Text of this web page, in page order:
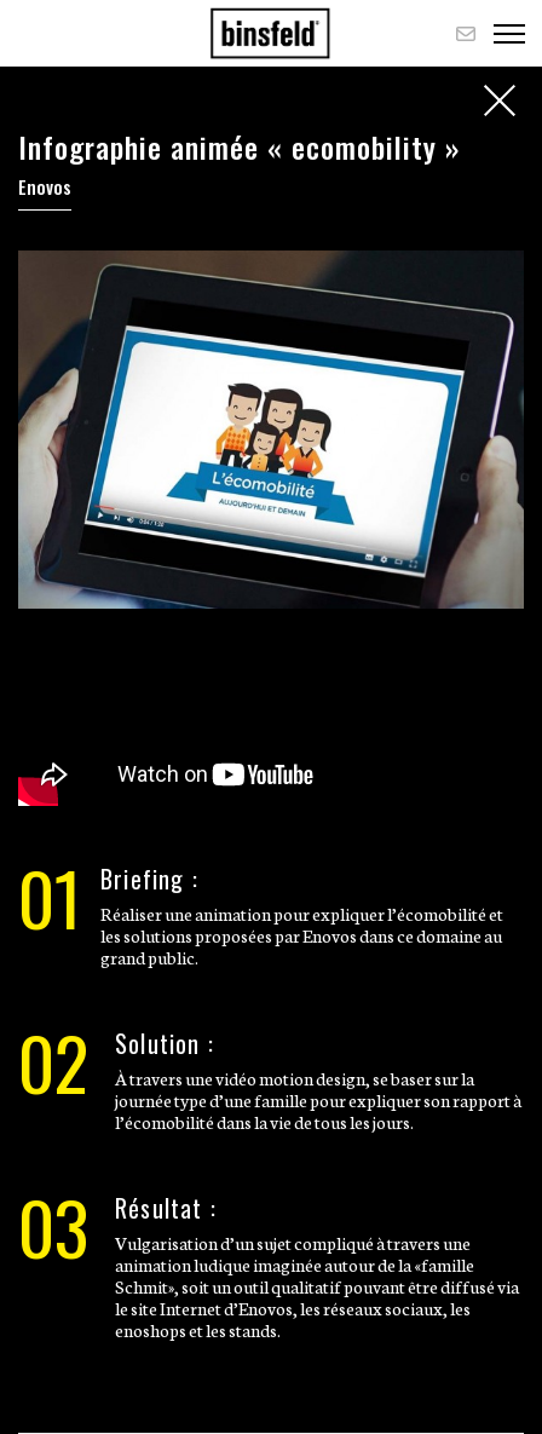
Infographie animée « ecomobility »
Enovos
01 Briefing :
Réaliser une animation pour expliquer l’écomobilité et
les solutions proposées par Enovos dans ce domaine au
grand public.
02 Solution :
À travers une vidéo motion design, se baser sur la
journée type d’une famille pour expliquer son rapport à
l’écomobilité dans la vie de tous les jours.
03 Résultat :
Vulgarisation d’un sujet compliqué à travers une
animation ludique imaginée autour de la «famille
Schmit», soit un outil qualitatif pouvant être diffusé via
le site Internet d’Enovos, les réseaux sociaux, les
enoshops et les stands.